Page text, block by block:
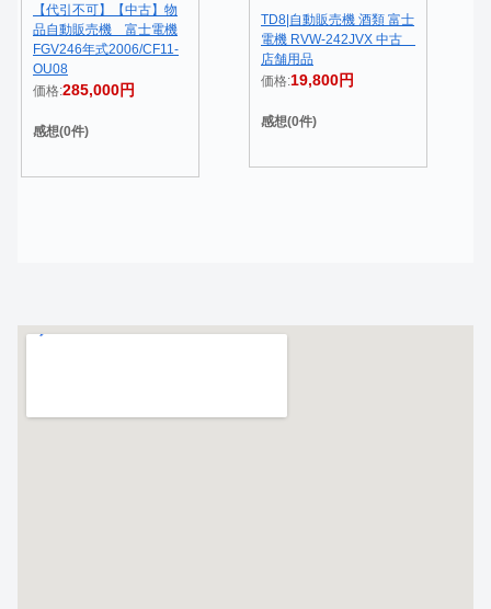
【代引不可】【中古】物
品自動販売機 富士電機
FGV246年式2006/CF11-
OU08
価格:285,000円
感想(0件)
TD8|自動販売機 酒類 富士
電機 RVW-242JVX 中古
店舗用品
価格:19,800円
感想(0件)